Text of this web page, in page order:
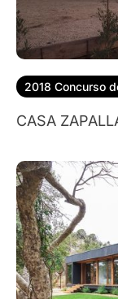
2018 Concurso
CASA